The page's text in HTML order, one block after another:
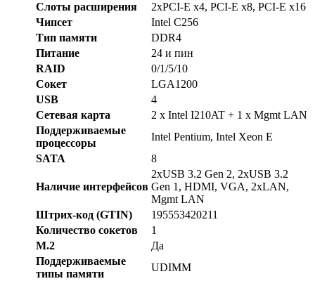
Слоты расширения
2xPCI-E x4, PCI-E x8, PCI-E x16
Чипсет
Intel C256
Тип памяти
DDR4
Питание
24 и пин
RAID
0/1/5/10
Сокет
LGA1200
USB
4
Cетевая карта
2 x Intel I210AT + 1 x Mgmt LAN
Поддерживаемые
процессоры
Intel Pentium, Intel Xeon E
SATA
8
Наличие интерфейсов
2xUSB 3.2 Gen 2, 2xUSB 3.2
Gen 1, HDMI, VGA, 2xLAN,
Mgmt LAN
Штрих-код (GTIN)
195553420211
Количество сокетов
1
M.2
Да
Поддерживаемые
типы памяти
UDIMM